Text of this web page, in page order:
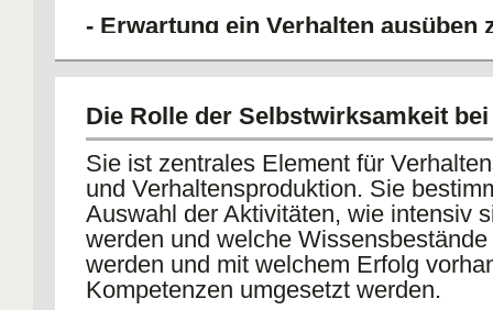
- Erwartung ein Verhalten ausüben
Selbstwirksamkeit. Diese fand bei
besondere Bedeutung, da die
eigenen Fähigkeit der Kern des
steckt, ohne die kaum ein Anreiz
werden und Bemühgungen
Die Rolle der Selbstwirksamkeit
Sie ist zentrales Element für
und Verhaltensproduktion. Sie
Auswahl der Aktivitäten, wie intensiv
werden und welche
werden und mit welchem Erfolg
Kompetenzen umgesetzt werden.